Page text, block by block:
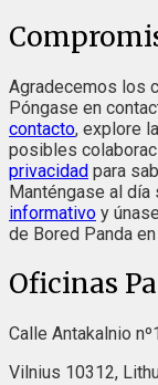
Agradecemos los
Póngase en
contacto, explore
posibles
privacidad para
Manténgase al
informativo y
de Bored Panda en
Oficinas
Calle Antakalnio
Vilnius 10312,